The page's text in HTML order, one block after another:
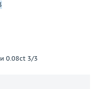
0.08ct 3/3